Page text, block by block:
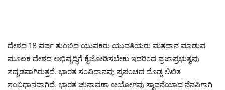
ದೇಶದ 18 ವರ್ಷ ತುಂಬಿದ ಯುವಕರು ಯುವತಿಯರು ಮತದಾನ ಮಾಡುವ
ಮೂಲಕ ದೇಶದ ಅಭಿವೃದ್ಧಿಗೆ ಕೈಜೋಡಿಸಬೇಕು ಇದರಿಂದ ಪ್ರಜಾಪ್ರಭುತ್ವವು
ಸದೃಡವಾಗಿರುತ್ತದೆ. ಭಾರತ ಸಂವಿಧಾನವು ಪ್ರಪಂಚದ ದೊಡ್ಡ ಲಿಖಿತ
ಸಂವಿಧಾನವಾಗಿದೆ. ಭಾರತ ಚುನಾವಣಾ ಆಯೋಗವು ಸ್ಥಾಪನೆಯಾದ ನೆನಪಿಗಾಗಿ